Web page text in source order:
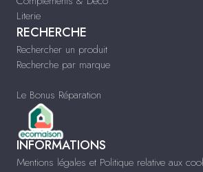
Literie
RECHERCHE
Rechercher un produit
Recherche par marque
Le Bonus Réparation
INFORMATIONS
Mentions légales et Politique relative aux